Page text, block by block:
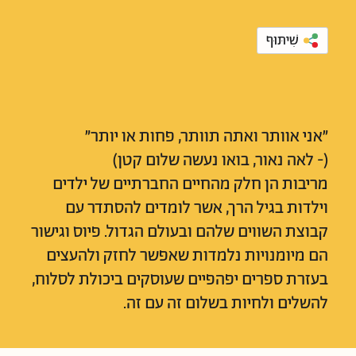
שִׁיתּוּף
"אני אוותר ואתה תוותר, פחות או יותר"
(- לאה נאור, בואו נעשה שלום קטן)
מריבות הן חלק מהחיים החברתיים של ילדים
וילדות בגיל הרך, אשר לומדים להסתדר עם
קבוצת השווים שלהם ובעולם הגדול. פיוס וגישור
הם מיומנויות נלמדות שאפשר לחזק ולהעצים
בעזרת ספרים יפהפיים שעוסקים ביכולת לסלוח,
להשלים ולחיות בשלום זה עם זה.